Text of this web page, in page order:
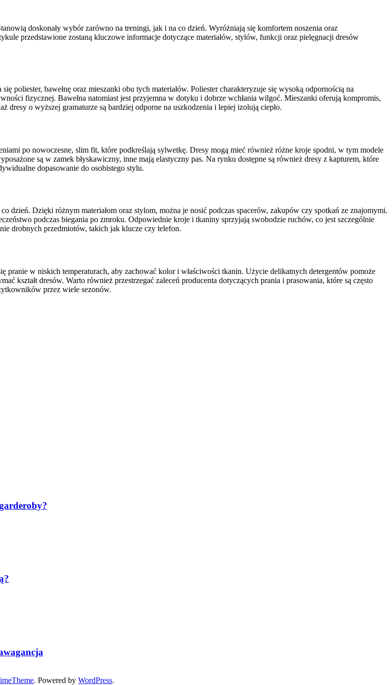
doskonały wybór zarówno na treningi, jak i na co dzień. Wyróżniają się komfortem noszenia oraz
przedstawione zostaną kluczowe informacje dotyczące materiałów, stylów, funkcji oraz pielęgnacji dresów
poliester, bawełnę oraz mieszanki obu tych materiałów. Poliester charakteryzuje się wysoką odpornością na
fizycznej. Bawełna natomiast jest przyjemna w dotyku i dobrze wchłania wilgoć. Mieszanki oferują kompromis,
dresy o wyższej gramaturze są bardziej odporne na uszkodzenia i lepiej izolują ciepło.
po nowoczesne, slim fit, które podkreślają sylwetkę. Dresy mogą mieć również różne kroje spodni, w tym modele
są w zamek błyskawiczny, inne mają elastyczny pas. Na rynku dostępne są również dresy z kapturem, które
dopasowanie do osobistego stylu.
dzień. Dzięki różnym materiałom oraz stylom, można je nosić podczas spacerów, zakupów czy spotkań ze znajomymi.
podczas biegania po zmroku. Odpowiednie kroje i tkaniny sprzyjają swobodzie ruchów, co jest szczególnie
drobnych przedmiotów, takich jak klucze czy telefon.
pranie w niskich temperaturach, aby zachować kolor i właściwości tkanin. Użycie delikatnych detergentów pomoże
kształt dresów. Warto również przestrzegać zaleceń producenta dotyczących prania i prasowania, które są często
przez wiele sezonów.
. Powered by WordPress.